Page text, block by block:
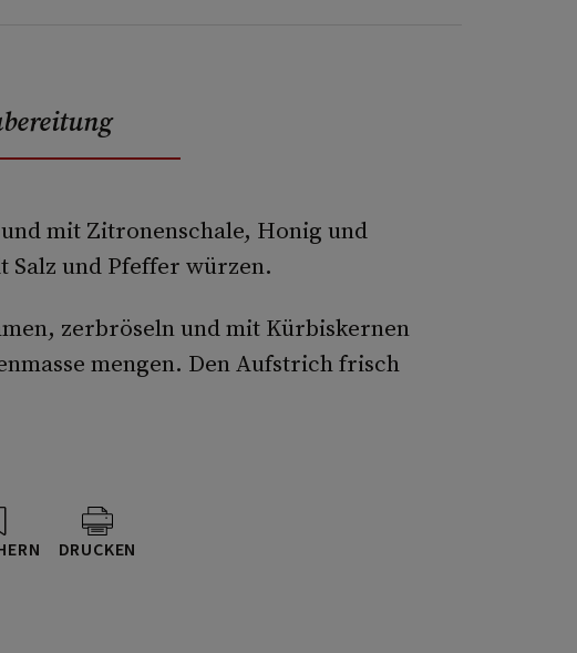
mit Zitronenschale, Honig und
und Pfeffer würzen.
zerbröseln und mit Kürbiskernen
mengen. Den Aufstrich frisch
DRUCKEN